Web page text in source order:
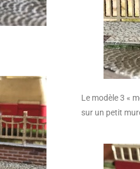
Le modèle 3 «
sur un petit